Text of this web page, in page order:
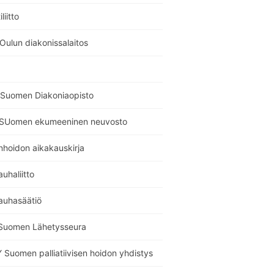
diakonissalaitos
Diakoniaopisto
ekumeeninen neuvosto
aikakauskirja
Lähetysseura
Suomen palliatiivisen hoidon yhdistys